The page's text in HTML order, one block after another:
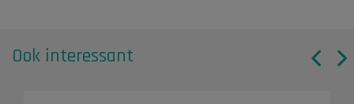
Ook interessant